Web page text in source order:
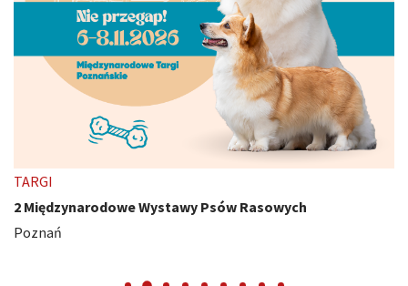
TARGI
2 Międzynarodowe Wystawy Psów Rasowych
Poznań